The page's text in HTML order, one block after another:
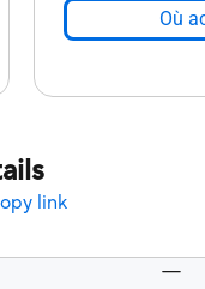
Où
link